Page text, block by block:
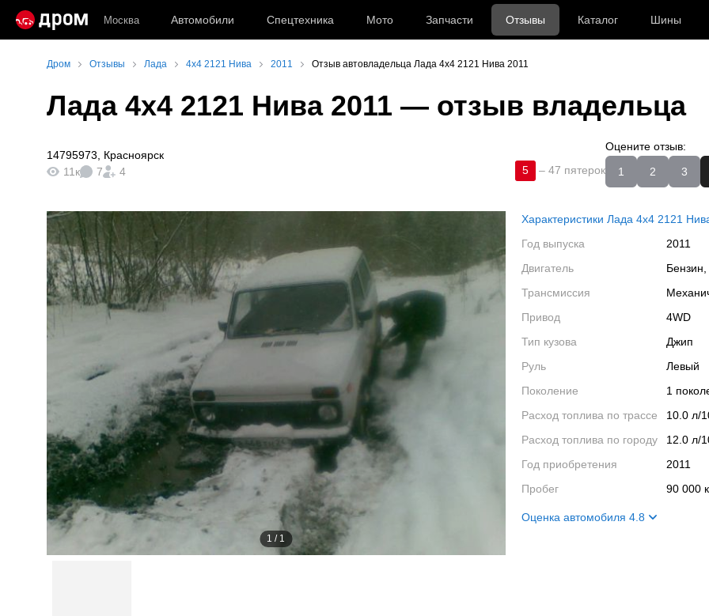
Москва Автомобили Спецтехника Мото Запчасти Отзывы Каталог Шины
Дром Отзывы Лада 4x4 2121 Нива 2011 Отзыв автовладельца Лада 4x4 2121 Нива 2011
Лада 4x4 2121 Нива 2011 — отзыв владельца
14795973
Красноярск
11к
7 4 5 – 47 пятерок
Оцените отзыв:
1
2 3
1 / 1
Характеристики Лада 4x4 2121
Год выпуска
2011
Двигатель
Трансмиссия
Привод
4WD
Тип кузова
Джип
Руль
Левый
Поколение
1
Расход топлива по трассе
10.0 л/
Расход топлива по городу
12.0 л/
Год приобретения
2011
Пробег
90 000
Оценка автомобиля 4.8